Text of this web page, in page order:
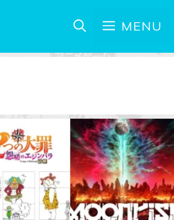
MENU